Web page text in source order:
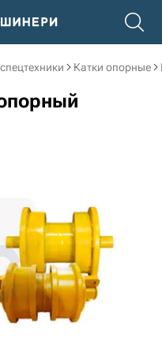
Катки опорные